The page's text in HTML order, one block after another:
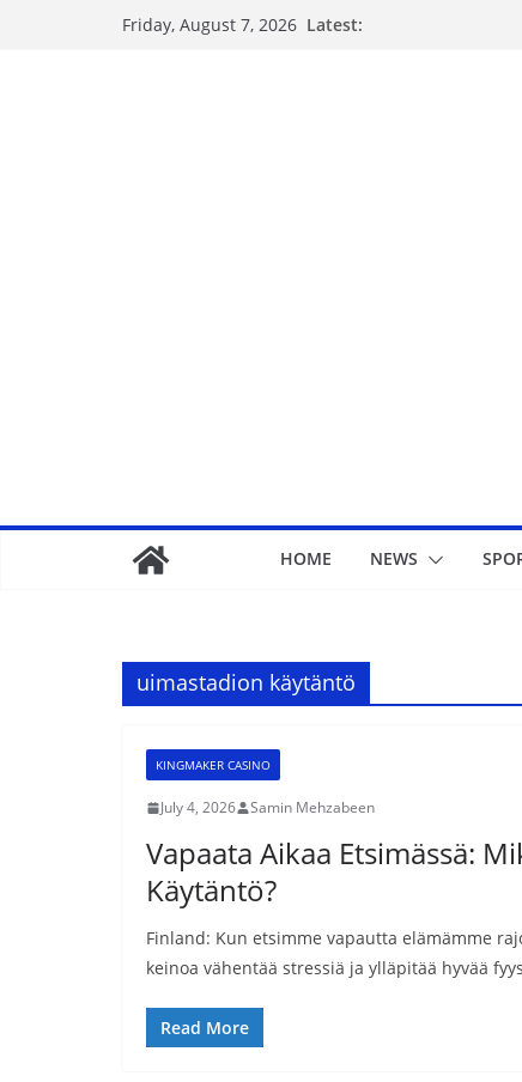
Friday, August 7, 2026 Latest:
HOME NEWS
uimastadion käytäntö
KINGMAKER CASINO
July 4, 2026 Samin Mehzabeen
Vapaata Aikaa Etsimässä:
Käytäntö?
Finland: Kun etsimme vapautta elämämme
keinoa vähentää stressiä ja ylläpitää hyvää
Read More